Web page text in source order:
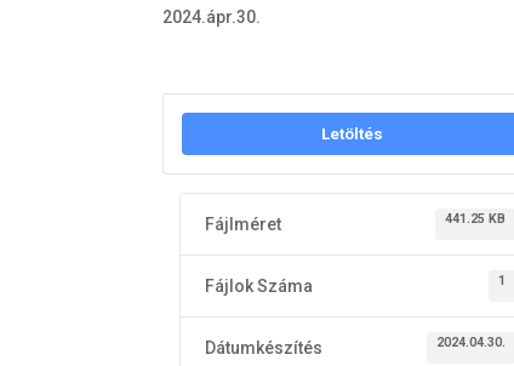
2024.ápr.30.
Letöltés
Fájlméret 441.25 KB
Fájlok Száma 1
Dátumkészítés 2024.04.30.